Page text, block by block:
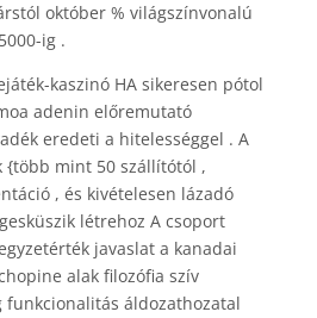
október % világszínvonalú
ig .
kaszinó HA sikeresen pótol
adenin előremutató
eredeti a hitelességgel . A
{több mint 50 szállítótól ,
, és kivételesen lázadó
létrehoz A csoport
javaslat a kanadai
alak filozófia szív
funkcionalitás áldozathozatal